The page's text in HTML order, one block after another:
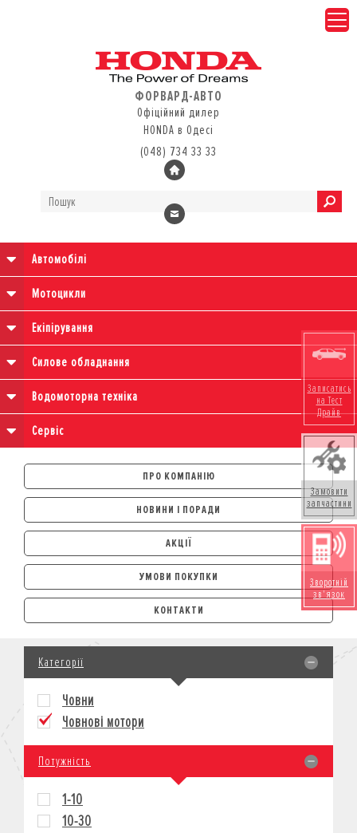
ФОРВАРД-АВТО
Офіційний дилер
HONDA в Одесі
(048) 734 33 33
Автомобілі
Мотоцикли
Екіпірування
Силове обладнання
Водомоторна техніка
Сервіс
ПРО КОМПАНІЮ
НОВИНИ І ПОРАДИ
АКЦІЇ
УМОВИ ПОКУПКИ
АВТОМОБІЛІ
ЛІЗИНГ
КРЕДИТ
СТРАХУВАННЯ
КОРПОРАТИВНИМ КЛІЄНТАМ
МОТОЦИКЛИ
СТРАХУВАННЯ
КОРПОРАТИВНИМ КЛІЄНТАМ
КОНТАКТИ
Записатись
на Тест
Драйв
Замовити
запчастини
Зворотній
зв'язок
Категорії
Човни
Човнові мотори
Потужність
1-10
10-30